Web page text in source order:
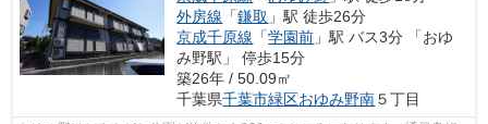
外房線 「鎌取 」駅 徒歩26分
京成千原線 「学園前 」駅 バス3分 「おゆ
み野駅」 停歩15分
築26年 / 50.09㎡
千葉県千葉市緑区おゆみ野南５丁目